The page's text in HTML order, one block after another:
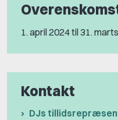
1. april 2024 til 31.
Kontakt
DJs